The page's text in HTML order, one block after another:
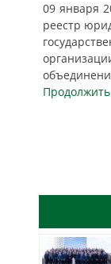
09 января
реестр